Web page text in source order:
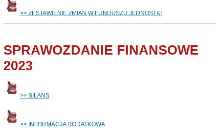
>> ZESTAWIENIE ZMIAN W FUNDUSZU JEDNOSTKI
SPRAWOZDANIE FINANSOWE
2023
>> BILANS
>> INFORMACJA DODATKOWA